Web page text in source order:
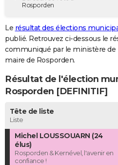
Destinations
City break
Voyage nature
Voyage de noces
Forum
GUIDES D'ACHAT
BONS PLANS
Carte de Noël
Carte Bonne année
Carte Saint-Valentin
Carte Pâques
Carte d'anniversaire
DICTIONNAIRE
Dictionnaire
Biographies
Citations
Expressions
Proverbes
PROGRAMME TV
COPAINS D'AVANT
S'inscrire
Se connecter
Lycées
Collèges
Primaires
Universités
Entreprises
Service militaire
Avis de recherche
AVIS DE DÉCÈS
Rosporden
Le résultat des élections
publié. Retrouvez ci-dessous le
communiqué par le ministère de
maire de Rosporden.
Résultat de l'élection
Rosporden [DEFINITIF]
Tête de liste
Liste
Michel LOUSSOUARN (24
élus)
Rosporden & Kernével, l'avenir en
confiance !